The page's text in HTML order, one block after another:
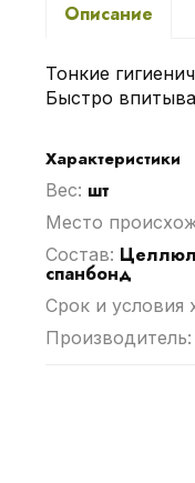
Описание
Тонкие
Быстро
Характеристики
Вес: шт
Место
Cостав:
спанбонд
Срок и условия
Производитель: